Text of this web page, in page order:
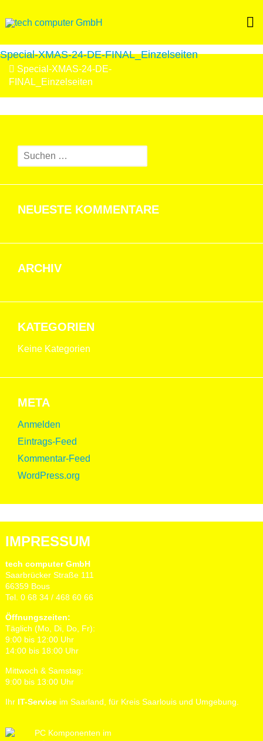
to
Special-XMAS-24-DE-FINAL_Einzelseiten
BEITRAGSNAVIGATION
Special-XMAS-24-DE-
FINAL_Einzelseiten
Suchen
NEUESTE KOMMENTARE
ARCHIV
KATEGORIEN
Keine Kategorien
META
Anmelden
Eintrags-Feed
Kommentar-Feed
WordPress.org
IMPRESSUM
tech computer GmbH
Saarbrücker Straße 111
66359 Bous
Tel. 0 68 34 / 468 60 66
Öffnungszeiten:
Täglich (Mo, Di, Do, Fr):
9:00 bis 12:00 Uhr
14:00 bis 18:00 Uhr
Mittwoch & Samstag:
9:00 bis 13:00 Uhr
Ihr IT-Serviceim Saarland, für Kreis Saarlouis und Umgebung.